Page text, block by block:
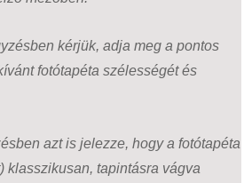
kérjük, adja meg a pontos
fotótapéta szélességét és
azt is jelezze, hogy a fotótapéta
klasszikusan, tapintásra vágva